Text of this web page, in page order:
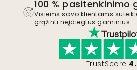
100 % pasitenkinimo
Visiems savo klientams
grąžinti neįdiegtus gaminius.
TrustScore